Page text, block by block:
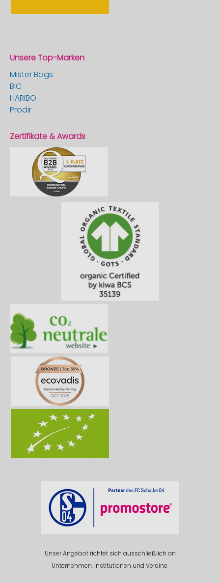
Unsere Top-Marken
Mister Bags
BIC
HARIBO
Prodir
Zertifikate & Awards
Unser Angebot richtet sich ausschließlich an
Unternehmen, Institutionen und Vereine.